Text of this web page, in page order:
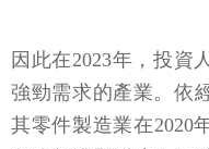
因此在2023年，投資
強勁需求的產業。依
其零件製造業在2020